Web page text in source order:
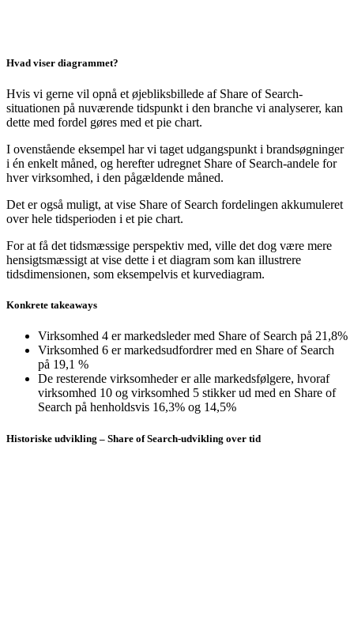
Hvad viser diagrammet?
Hvis vi gerne vil opnå et øjebliksbillede af Share of Search-
situationen på nuværende tidspunkt i den branche vi analyserer, kan
dette med fordel gøres med et pie chart.
I ovenstående eksempel har vi taget udgangspunkt i brandsøgninger
i én enkelt måned, og herefter udregnet Share of Search-andele for
hver virksomhed, i den pågældende måned.
Det er også muligt, at vise Share of Search fordelingen akkumuleret
over hele tidsperioden i et pie chart.
For at få det tidsmæssige perspektiv med, ville det dog være mere
hensigtsmæssigt at vise dette i et diagram som kan illustrere
tidsdimensionen, som eksempelvis et kurvediagram.
Konkrete takeaways
Virksomhed 4 er markedsleder med Share of Search på 21,8%
Virksomhed 6 er markedsudfordrer med en Share of Search
på 19,1 %
De resterende virksomheder er alle markedsfølgere, hvoraf
virksomhed 10 og virksomhed 5 stikker ud med en Share of
Search på henholdsvis 16,3% og 14,5%
Historiske udvikling – Share of Search-udvikling over tid